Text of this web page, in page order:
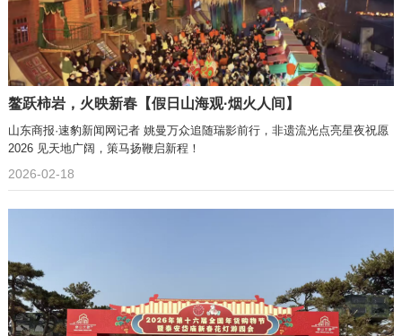
鳌跃柿岩，火映新春【假日山海观·烟火人间】
山东商报·速豹新闻网记者 姚曼万众追随瑞影前行，非遗流光点亮星夜祝愿
2026 见天地广阔，策马扬鞭启新程！
2026-02-18